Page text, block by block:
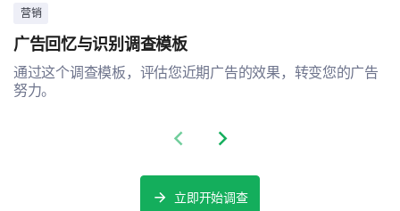
营销
广告回忆与识别调查模板
通过这个调查模板，评估您近期广告的效果，转变您的广告
努力。
Previous slide
Next slide
立即开始调查